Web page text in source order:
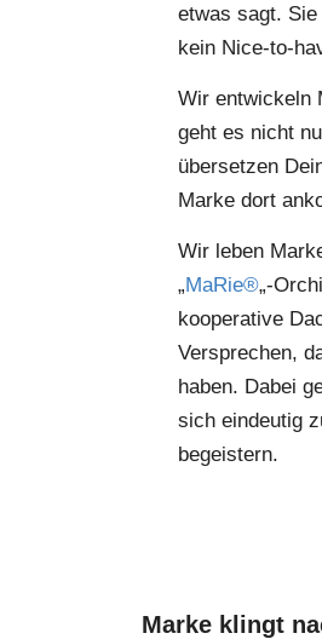
etwas sagt.
kein Nice-to-
Wir entwickeln
geht es nicht
übersetzen
Marke dort
Wir leben
„MaRie®„-
kooperative
Versprechen,
haben. Dabei
sich eindeutig
begeistern.
Marke klingt